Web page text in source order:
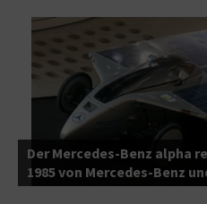
Der Mercedes-Benz alpha
1985 von Mercedes-Benz